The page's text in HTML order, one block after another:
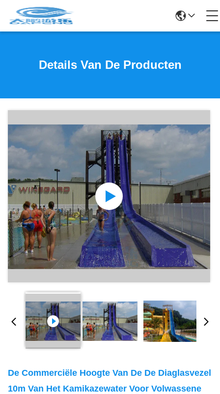
Details Van De Producten
De Commerciële Hoogte Van De De Diaglasvezel
10m Van Het Kamikazewater Voor Volwassene